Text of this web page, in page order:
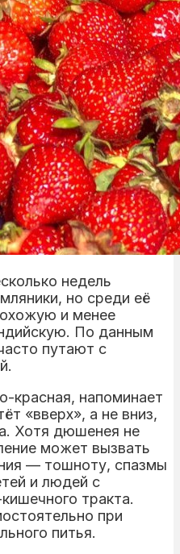
недель
но среди её
и менее
По данным
путают с
красная, напоминает
«вверх», а не вниз,
Хотя дюшенея не
может вызвать
— тошноту, спазмы
и людей с
тракта.
при
питья.